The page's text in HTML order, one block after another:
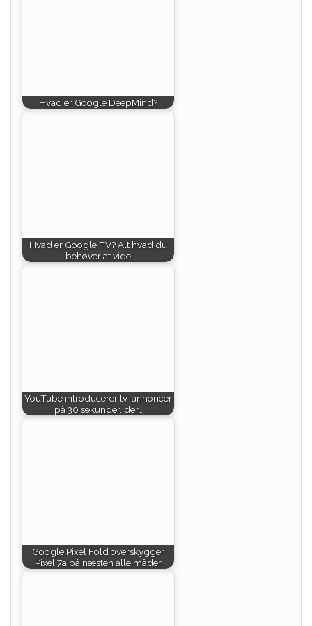
Hvad er Google DeepMind?
Hvad er Google TV? Alt hvad du
behøver at vide
YouTube introducerer tv-annoncer
på 30 sekunder, der…
Google Pixel Fold overskygger
Pixel 7a på næsten alle måder